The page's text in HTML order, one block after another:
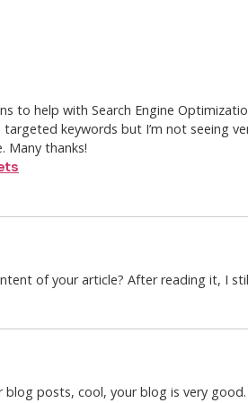
to help with Search Engine
keywords but I’m not seeing
Many thanks!
of your article? After reading it, I
blog posts, cool, your blog is very good.